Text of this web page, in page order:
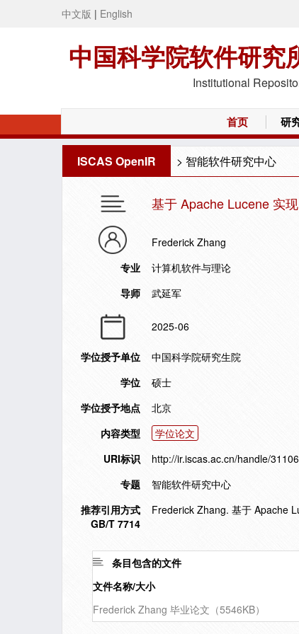
中文版 | English
中国科学院软件研究
Institutional
首页 研
ISCAS OpenIR > 智能软件研究中心
基于 Apache Lucene 实
Frederick Zhang
专业
计算机软件与理论
导师
武延军
2025-06
学位授予单位
中国科学院研究生院
学位
硕士
学位授予地点
北京
内容类型
学位论文
URI标识
http://ir.iscas.ac.cn/handle/
专题
智能软件研究中心
推荐引用方式
GB/T 7714
Frederick Zhang. 基于 Apache
条目包含的文件
文件名称/大小
Frederick Zhang 毕业论文（5546KB）